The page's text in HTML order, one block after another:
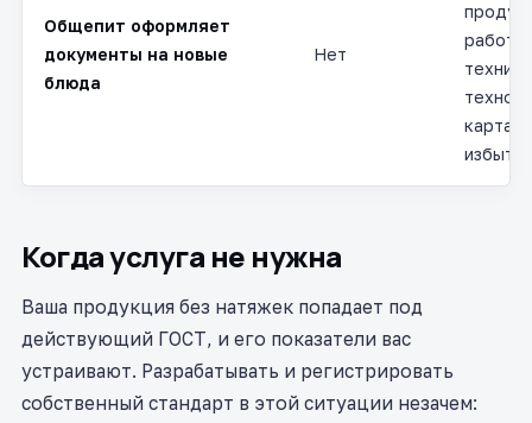
Общепит оформляет
документы на новые
блюда
Нет
карта,
Когда услуга не нужна
Ваша продукция без натяжек попадает под
действующий ГОСТ, и его показатели вас
устраивают. Разрабатывать и регистрировать
собственный стандарт в этой ситуации незачем: